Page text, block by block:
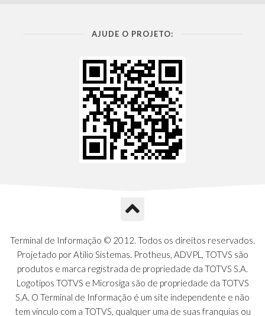
AJUDE O PROJETO:
Terminal de Informação © 2012. Todos os direitos reservados.
Projetado por Atilio Sistemas. Protheus, ADVPL, TOTVS são
produtos e marca registrada de propriedade da TOTVS S.A.
Logotipos TOTVS e Microsiga são de propriedade da TOTVS
S.A. O Terminal de Informação é um site independente e não
tem vínculo com a TOTVS, qualquer uma de suas franquias ou